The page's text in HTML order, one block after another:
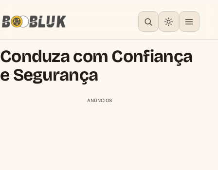
Conduza com Confiança
e Segurança
ANÚNCIOS